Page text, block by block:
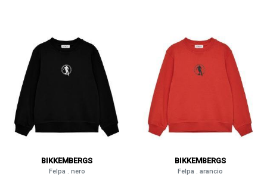
BIKKEMBERGS
Felpa . nero
BIKKEMBERGS
Felpa . arancio